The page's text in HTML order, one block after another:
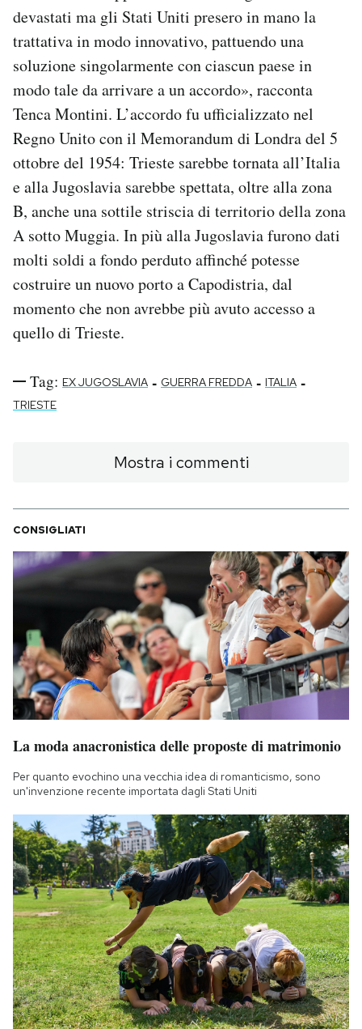
devastati ma gli Stati Uniti presero in mano la
trattativa in modo innovativo, pattuendo una
soluzione singolarmente con ciascun paese in
modo tale da arrivare a un accordo», racconta
Tenca Montini. L’accordo fu ufficializzato nel
Regno Unito con il Memorandum di Londra del 5
ottobre del 1954: Trieste sarebbe tornata all’Italia
e alla Jugoslavia sarebbe spettata, oltre alla zona
B, anche una sottile striscia di territorio della zona
A sotto Muggia. In più alla Jugoslavia furono dati
molti soldi a fondo perduto affinché potesse
costruire un nuovo porto a Capodistria, dal
momento che non avrebbe più avuto accesso a
quello di Trieste.
Tag: EX JUGOSLAVIA - GUERRA FREDDA - ITALIA -
TRIESTE
Mostra i commenti
CONSIGLIATI
La moda anacronistica delle proposte di matrimonio
Per quanto evochino una vecchia idea di romanticismo, sono
un'invenzione recente importata dagli Stati Uniti